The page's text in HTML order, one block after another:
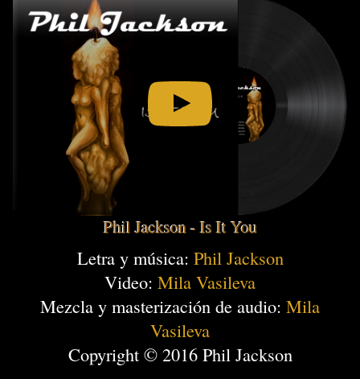
Phil Jackson - Is It You
Letra y música: Phil Jackson
Video: Mila Vasileva
Mezcla y masterización de audio: Mila
Vasileva
Copyright © 2016 Phil Jackson